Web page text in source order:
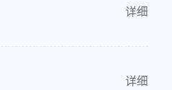
详细
详细